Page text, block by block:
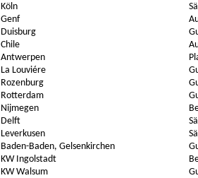
Köln
Genf
Duisburg
Chile
Antwerpen
La Louviére
Rozenburg
Rotterdam
Nijmegen
Delft
Leverkusen
Baden-Baden, Gelsenkirchen
KW Ingolstadt
KW Walsum